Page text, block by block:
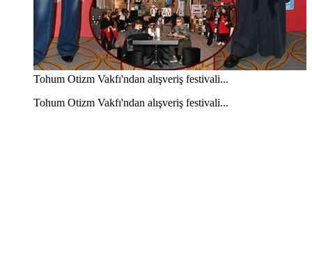
Tohum Otizm Vakfı'ndan alışveriş festivali...
Tohum Otizm Vakfı'ndan alışveriş festivali...